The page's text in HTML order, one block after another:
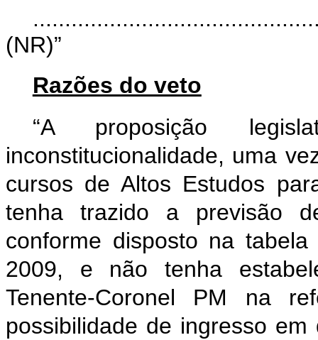
(NR)”
Razões do veto
“A proposição
inconstitucionalidade, uma
cursos de Altos Estudos
tenha trazido a previsão
conforme disposto na
2009, e não tenha
Tenente-Coronel PM na
possibilidade de ingresso